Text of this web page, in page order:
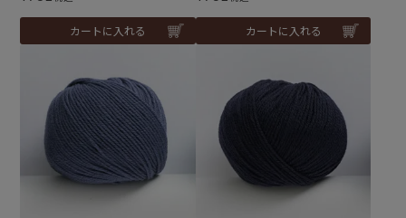
カートに入れる カートに入れる